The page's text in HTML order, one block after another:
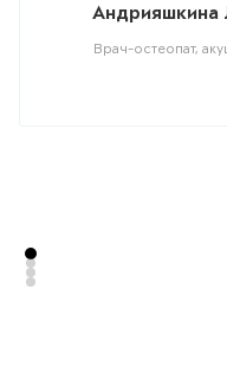
Андрияшкина
Врач-остеопат,